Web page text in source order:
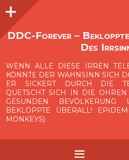
O
p
e
n
i
d
e
b
a
DDC-Forever –
Des
WENN ALLE DIESE IRREN
KÖNNTE DER WAHNSINN SICH
ER SICKERT DURCH DIE
QUETSCHT SICH IN DIE
GESUNDEN
BEKLOPPTE ÜBERALL!
MONKEYS)
MENÜ
Seitenleiste